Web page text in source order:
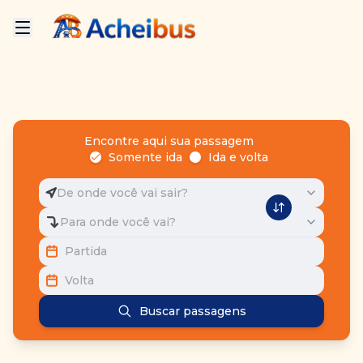
Encontre aqui sua passagem
Somente ida
Ida e volta
De onde você vai sair?
Para onde você vai?
Partida
Volta
Buscar passagens